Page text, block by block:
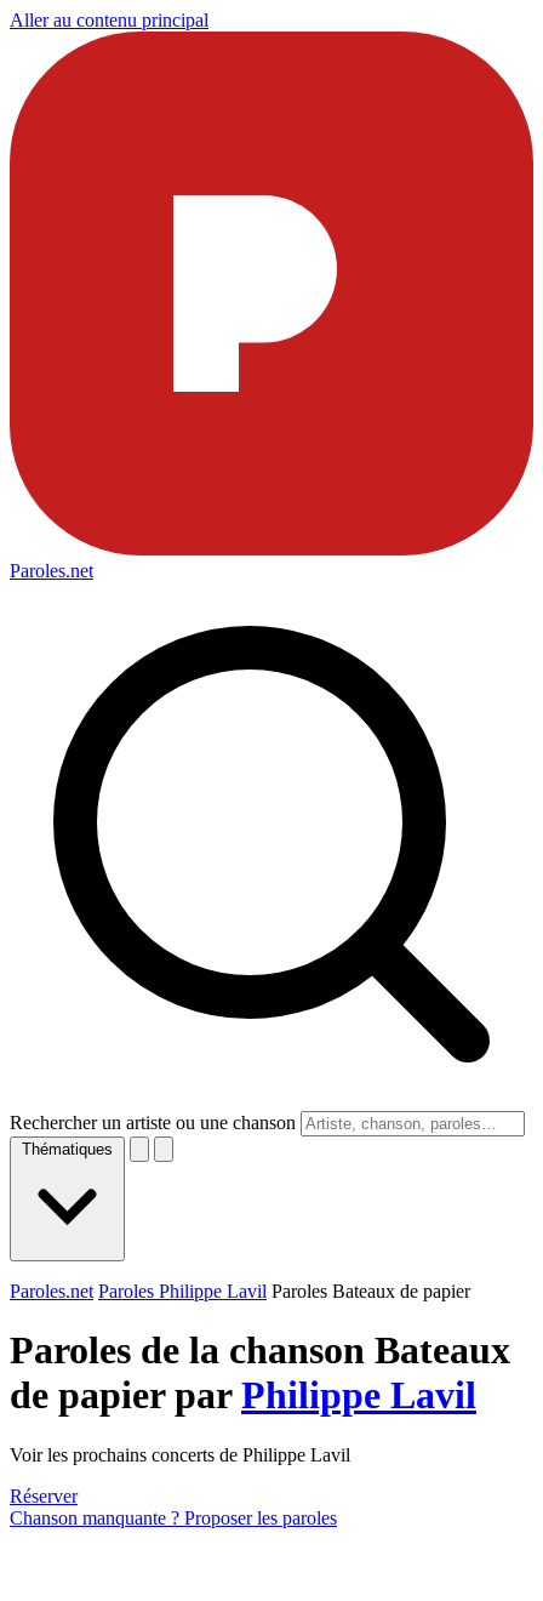
Aller au contenu principal
Paroles.net
Rechercher un artiste ou une chanson
Thématiques
Paroles.net Paroles Philippe Lavil Paroles Bateaux de papier
Paroles de la chanson Bateaux
de papier parPhilippe Lavil
Voir les prochains concerts de Philippe Lavil
Réserver
Chanson manquante ? Proposer les paroles